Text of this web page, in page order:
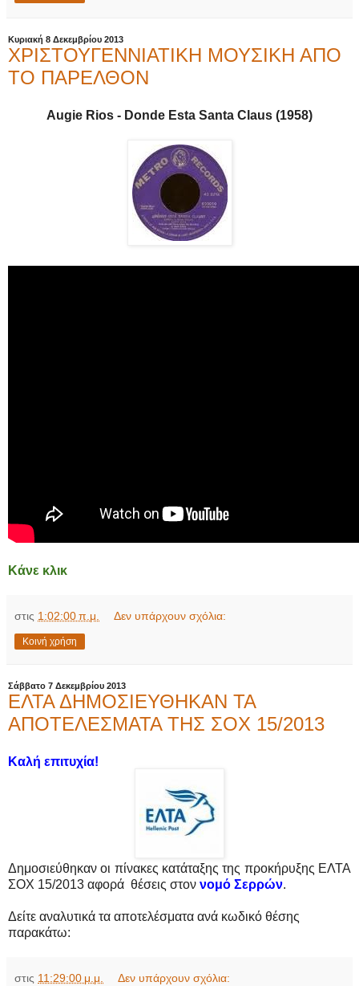
Κυριακή 8 Δεκεμβρίου 2013
ΧΡΙΣΤΟΥΓΕΝΝΙΑΤΙΚΗ ΜΟΥΣΙΚΗ ΑΠΟ
ΤΟ ΠΑΡΕΛΘΟΝ
Augie Rios - Donde Esta Santa Claus (1958)
Κάνε κλικ
στις 1:02:00 π.μ. Δεν υπάρχουν σχόλια:
Κοινή χρήση
Σάββατο 7 Δεκεμβρίου 2013
ΕΛΤΑ ΔΗΜΟΣΙΕΥΘΗΚΑΝ ΤΑ
ΑΠΟΤΕΛΕΣΜΑΤΑ ΤΗΣ ΣΟΧ 15/2013
Καλή επιτυχία!
Δημοσιεύθηκαν οι πίνακες κατάταξης της προκήρυξης ΕΛΤΑ
ΣΟΧ 15/2013 αφορά θέσεις στον νομό Σερρών.
Δείτε αναλυτικά τα αποτελέσματα ανά κωδικό θέσης
παρακάτω:
στις 11:29:00 μ.μ. Δεν υπάρχουν σχόλια: